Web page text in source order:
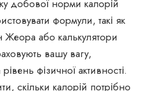
добової норми калорій
формули, такі як
або калькулятори
вашу вагу,
фізичної активності.
скільки калорій потрібно